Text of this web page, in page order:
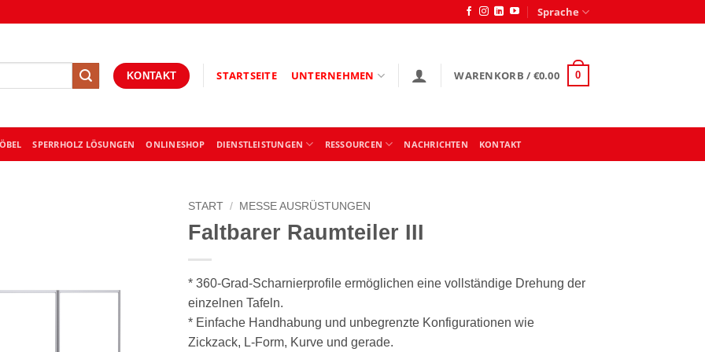
Sprache
KONTAKT STARTSEITE UNTERNEHMEN WARENKORB / €0.00 0
SPERRHOLZ LÖSUNGEN ONLINESHOP DIENSTLEISTUNGEN RESSOURCEN NACHRICHTEN KONTAKT
START / MESSE AUSRÜSTUNGEN
Faltbarer Raumteiler III
* 360-Grad-Scharnierprofile ermöglichen eine vollständige Drehung der
einzelnen Tafeln.
* Einfache Handhabung und unbegrenzte Konfigurationen wie
Zickzack, L-Form, Kurve und gerade.